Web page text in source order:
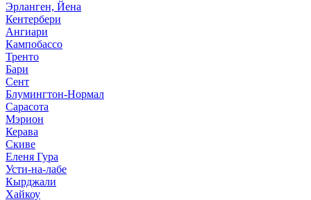
Эрланген, Йена
Кентербери
Ангиари
Кампобассо
Тренто
Бари
Сент
Блумингтон-Нормал
Сарасота
Мэрион
Керава
Скиве
Еленя Гура
Усти-на-лабе
Кырджали
Хайкоу